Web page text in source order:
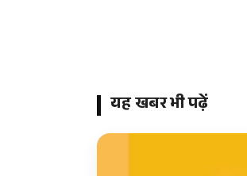
यह खबर भी पढ़ें